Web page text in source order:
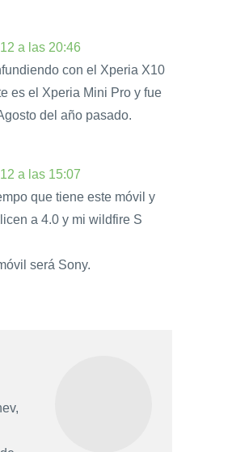
a las 20:46
con el Xperia X10
es el Xperia Mini Pro y fue
del año pasado.
a las 15:07
que tiene este móvil y
a 4.0 y mi wildfire S
será Sony.